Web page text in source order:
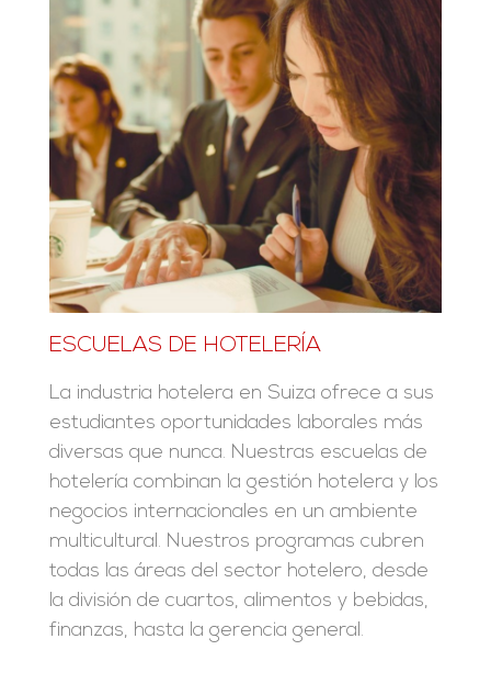
ESCUELAS DE HOTELERÍA
La industria hotelera en Suiza ofrece a sus
estudiantes oportunidades laborales más
diversas que nunca. Nuestras escuelas de
hotelería combinan la gestión hotelera y los
negocios internacionales en un ambiente
multicultural. Nuestros programas cubren
todas las áreas del sector hotelero, desde
la división de cuartos, alimentos y bebidas,
finanzas, hasta la gerencia general.